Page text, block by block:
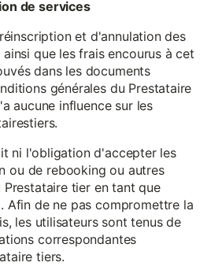
de services
et d'annulation des
que les frais encourus à cet
dans les documents
générales du Prestataire
aucune influence sur les
ni l'obligation d'accepter les
ou de rebooking ou autres
tier en tant que
Afin de ne pas compromettre la
les utilisateurs sont tenus de
correspondantes
tiers.